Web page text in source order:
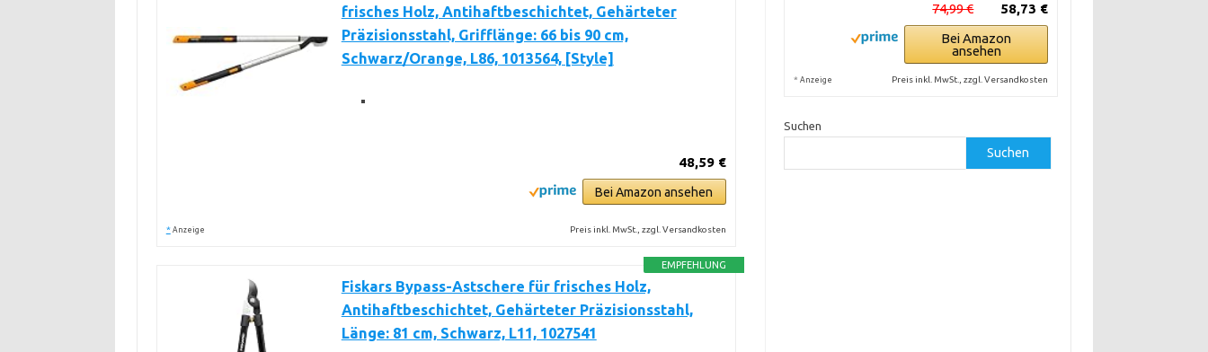
frisches Holz, Antihaftbeschichtet, Gehärteter
Präzisionsstahl, Grifflänge: 66 bis 90 cm,
Schwarz/Orange, L86, 1013564, [Style]
48,59 €
Bei Amazon ansehen
* Anzeige Preis inkl. MwSt., zzgl. Versandkosten
EMPFEHLUNG
Fiskars Bypass-Astschere für frisches Holz,
Antihaftbeschichtet, Gehärteter Präzisionsstahl,
Länge: 81 cm, Schwarz, L11, 1027541
58,73 €
74,99 €
Bei Amazon
ansehen
* Anzeige Preis inkl. MwSt., zzgl. Versandkosten
Suchen
Suchen